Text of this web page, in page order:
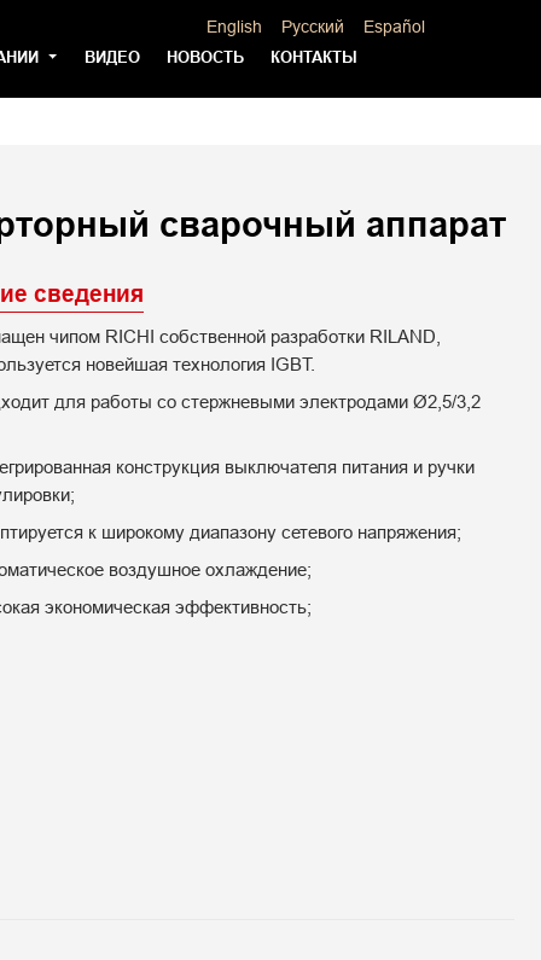
English Русский
Español
ВИДЕО НОВОСТЬ КОНТАКТЫ
сварочный аппарат
сведения
чипом RICHI собственной разработки RILAND,
новейшая технология IGBT.
для работы со стержневыми электродами Ø2,5/3,2
конструкция выключателя питания и ручки
к широкому диапазону сетевого напряжения;
воздушное охлаждение;
экономическая эффективность;